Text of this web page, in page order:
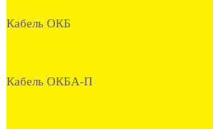
Кабель ОКБ
Кабель ОКБА-П